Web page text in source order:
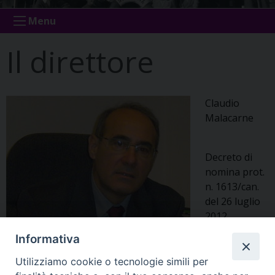
Menu
Il direttore
Claudio
Malacarne
Decreto di
nomina prot.
n. 1613/can.
del 26 luglio
2012.
Componente
dell’Equipe
diocesana per il
Informativa
Utilizziamo cookie o tecnologie simili per